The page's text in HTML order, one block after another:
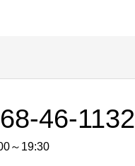
46-1132
～19:30